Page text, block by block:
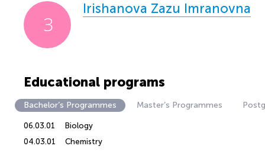
Irishanova Zazu Imranovna
Educational programs
Bachelor’s Programmes Master’s Programmes
06.03.01
Biology
04.03.01
Chemistry